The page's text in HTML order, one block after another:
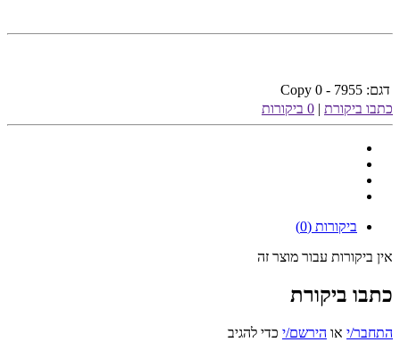
דגם: 7955 - Copy 0
כתבו ביקורת | 0 ביקורות
ביקורות (0)
אין ביקורות עבור מוצר זה
כתבו ביקורת
התחבר/י או הירשם/י כדי להגיב